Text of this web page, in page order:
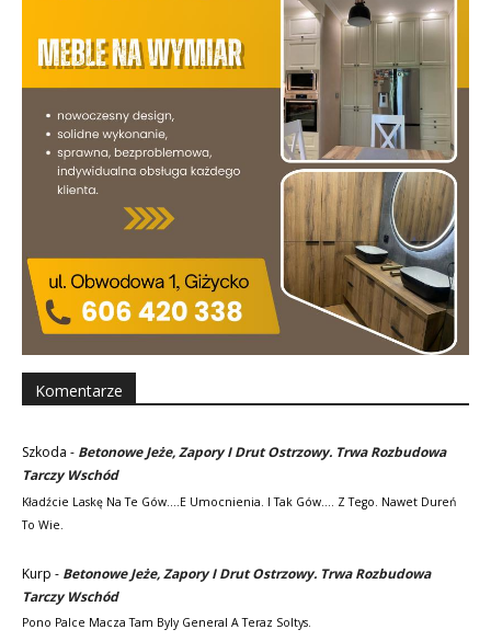
Komentarze
Szkoda - Betonowe Jeże, Zapory I Drut Ostrzowy. Trwa Rozbudowa
Tarczy Wschód
Kładźcie Laskę Na Te Gów....e Umocnienia. I Tak Gów.... Z Tego. Nawet Dureń
To Wie.
Kurp - Betonowe Jeże, Zapory I Drut Ostrzowy. Trwa Rozbudowa
Tarczy Wschód
Pono Palce Macza Tam Byly General A Teraz Soltys.